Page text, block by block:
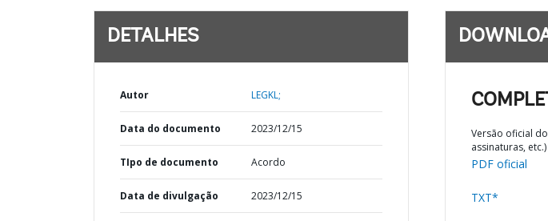
DETALHES
Autor LEGKL;
Data do documento 2023/12/15
TIpo de documento Acordo
Data de divulgação 2023/12/15
Versão oficial
assinaturas, etc.)
PDF oficial
TXT*